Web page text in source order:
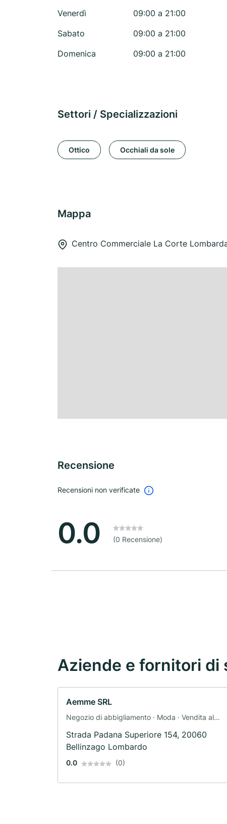
Venerdì
09:00 a 21:00
Sabato
09:00 a 21:00
Domenica
09:00 a 21:00
Settori / Specializzazioni
Ottico Occhiali da sole
Mappa
Centro Commerciale La Corte
Recensione
Recensioni non verificate
0.0 (0 Recensione)
Aziende e fornitori di
Aemme SRL
Negozio di abbigliamento · Moda · Vendita al
Strada Padana Superiore 154, 20060
Bellinzago Lombardo
0.0 (0)